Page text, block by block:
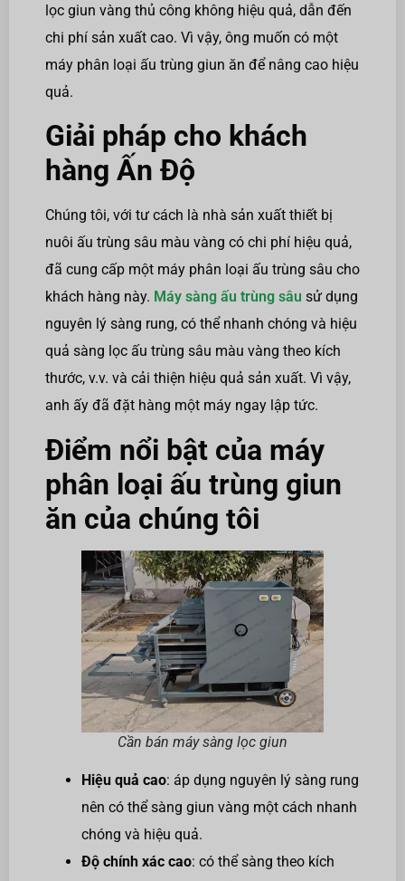
lọc giun vàng thủ công không hiệu quả, dẫn đến
chi phí sản xuất cao. Vì vậy, ông muốn có một
máy phân loại ấu trùng giun ăn để nâng cao hiệu
quả.
Giải pháp cho khách
hàng Ấn Độ
Chúng tôi, với tư cách là nhà sản xuất thiết bị
nuôi ấu trùng sâu màu vàng có chi phí hiệu quả,
đã cung cấp một máy phân loại ấu trùng sâu cho
khách hàng này. Máy sàng ấu trùng sâu sử dụng
nguyên lý sàng rung, có thể nhanh chóng và hiệu
quả sàng lọc ấu trùng sâu màu vàng theo kích
thước, v.v. và cải thiện hiệu quả sản xuất. Vì vậy,
anh ấy đã đặt hàng một máy ngay lập tức.
Điểm nổi bật của máy
phân loại ấu trùng giun
ăn của chúng tôi
Cần bán máy sàng lọc giun
Hiệu quả cao: áp dụng nguyên lý sàng rung
nên có thể sàng giun vàng một cách nhanh
chóng và hiệu quả.
Độ chính xác cao: có thể sàng theo kích